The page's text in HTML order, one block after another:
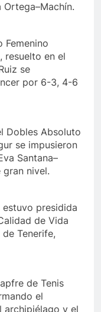
Femenino
resuelto en el
se
por 6-3, 4-6
Dobles Absoluto
se impusieron
Santana–
nivel.
presidida
de Vida
Tenerife,
de Tenis
el
archipiélago y el